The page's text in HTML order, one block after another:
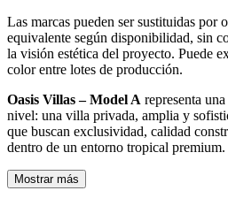
Las marcas pueden ser sustituidas por
equivalente según disponibilidad, sin
la visión estética del proyecto. Puede
color entre lotes de producción.
Oasis Villas – Model A representa
nivel: una villa privada, amplia y
que buscan exclusividad, calidad
dentro de un entorno tropical premium.
Mostrar más